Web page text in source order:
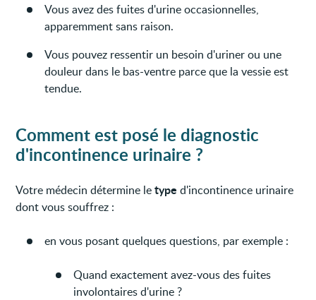
Vous avez des fuites d'urine occasionnelles,
apparemment sans raison.
Vous pouvez ressentir un besoin d'uriner ou une
douleur dans le bas-ventre parce que la vessie est
tendue.
Comment est posé le diagnostic
d'incontinence urinaire ?
Votre médecin détermine letyped'incontinence urinaire
dont vous souffrez :
en vous posant quelques questions, par exemple :
Quand exactement avez-vous des fuites
involontaires d'urine ?